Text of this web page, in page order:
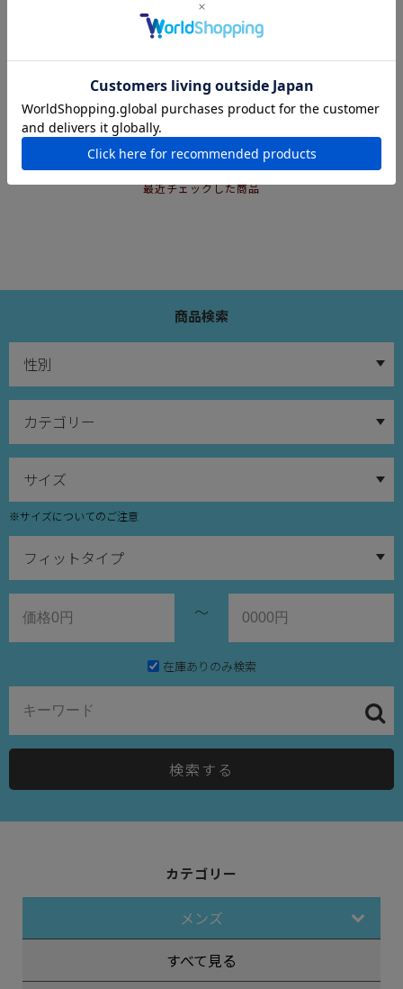
サイズが合わず変更依頼をしましたが、とても迅速にご対
応頂きぴったりのサイズが届きました。メールのご対応も
4件中1-4件表示
CHECKED ITEM
最近チェックした商品
商品検索
※サイズについてのご注意
～
在庫ありのみ検索
検索する
カテゴリー
メンズ
すべて見る